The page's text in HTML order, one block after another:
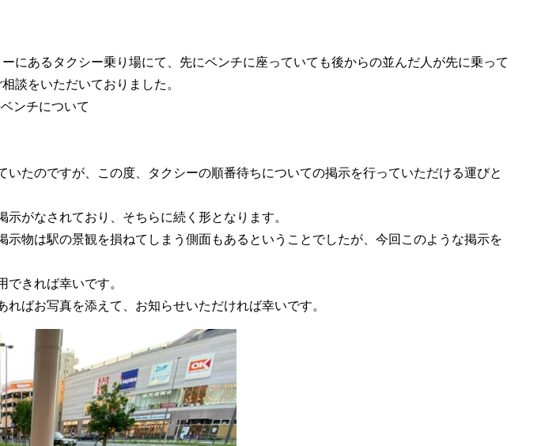
にあるタクシー乗り場にて、先にベンチに座っていても後からの並んだ人が先に乗って
談をいただいておりました。
ンチについて
たのですが、この度、タクシーの順番待ちについての掲示を行っていただける運びと
がなされており、そちらに続く形となります。
物は駅の景観を損ねてしまう側面もあるということでしたが、今回このような掲示を
きれば幸いです。
ばお写真を添えて、お知らせいただければ幸いです。